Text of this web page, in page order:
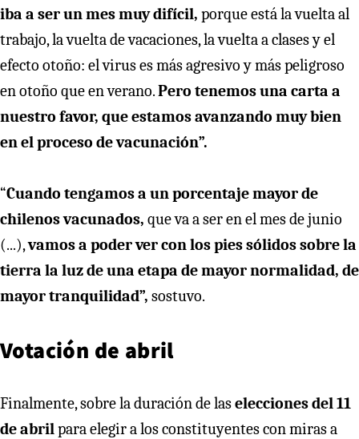
iba a ser un mes muy difícil, porque está la vuelta al
trabajo, la vuelta de vacaciones, la vuelta a clases y el
efecto otoño: el virus es más agresivo y más peligroso
en otoño que en verano.Pero tenemos una carta a
nuestro favor, que estamos avanzando muy bien
en el proceso de vacunación”.
“Cuando tengamos a un porcentaje mayor de
chilenos vacunados, que va a ser en el mes de junio
(...),vamos a poder ver con los pies sólidos sobre la
tierra la luz de una etapa de mayor normalidad, de
mayor tranquilidad”, sostuvo.
Votación de abril
Finalmente, sobre la duración de laselecciones del 11
de abrilpara elegir a los constituyentes con miras a